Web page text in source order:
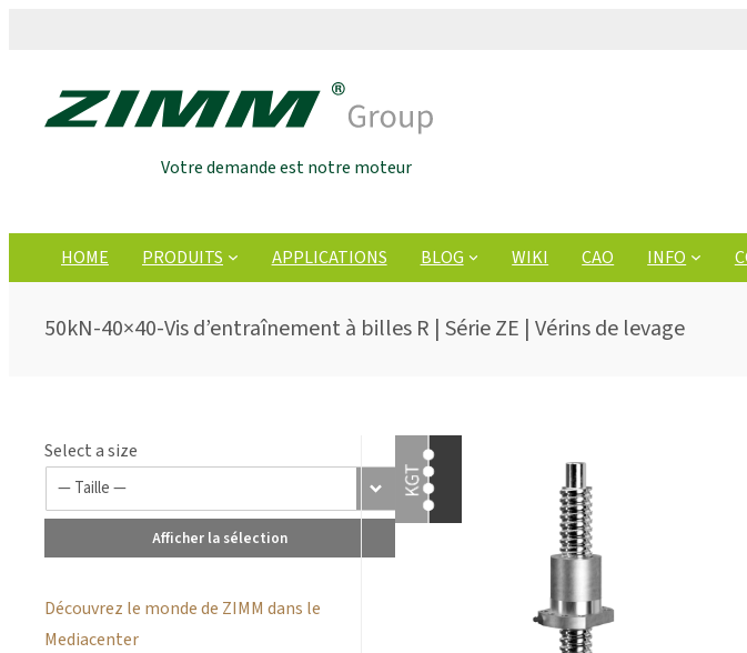
Votre demande est notre moteur
HOME PRODUITS APPLICATIONS BLOG WIKI CAO INFO
50kN-40×40-Vis d’entraînement à billes R | Série ZE | Vérins de levage
Select a size
Afficher la sélection
Découvrez le monde de ZIMM dans le
Mediacenter